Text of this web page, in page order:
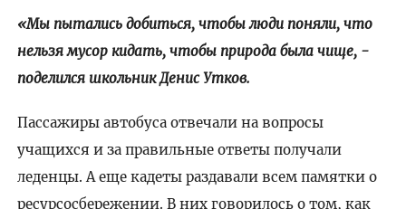
«Мы пытались добиться, чтобы люди поняли, что
нельзя мусор кидать, чтобы природа была чище, -
поделился школьник Денис Утков.
Пассажиры автобуса отвечали на вопросы
учащихся и за правильные ответы получали
леденцы. А еще кадеты раздавали всем памятки о
ресурсосбережении. В них говорилось о том, как